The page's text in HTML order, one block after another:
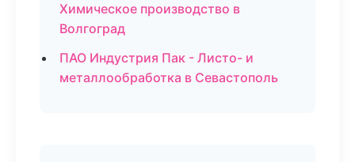
Химическое производство в
Волгоград
ПАО Индустрия Пак - Листо- и
металлообработка в Севастополь